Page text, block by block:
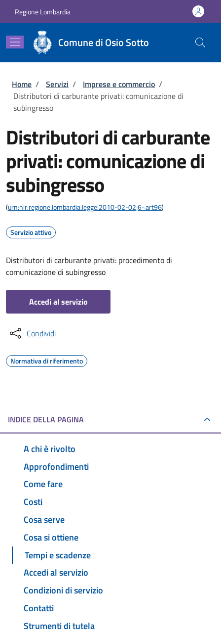
Regione Lombardia
Comune di Osio Sotto
Briciole di pane
Home / Servizi / Imprese e commercio /
Distributori di carburante privati: comunicazione di
subingresso
Distributori di carburante
privati: comunicazione di
subingresso
(urn:nir:regione.lombardia:legge:2010-02-02;6~art96)
Servizio attivo
Distributori di carburante privati: procedimento di
comunicazione di subingresso
Accedi al servizio
Condividi
Normativa di riferimento
INDICE DELLA PAGINA
A chi è rivolto
Approfondimenti
Come fare
Costi
Cosa serve
Cosa si ottiene
Tempi e scadenze
Accedi al servizio
Condizioni di servizio
Contatti
Strumenti di tutela